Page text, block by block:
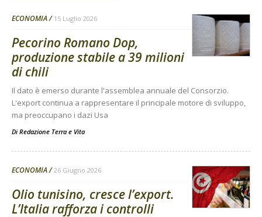
ECONOMIA 15 Luglio 2026
Pecorino Romano Dop,
produzione stabile a 39 milioni
di chili
Il dato è emerso durante l'assemblea annuale del Consorzio.
L'export continua a rappresentare il principale motore di sviluppo,
ma preoccupano i dazi Usa
Di Redazione Terra e Vita
ECONOMIA 26 Giugno 2026
Olio tunisino, cresce l’export.
L’Italia rafforza i controlli